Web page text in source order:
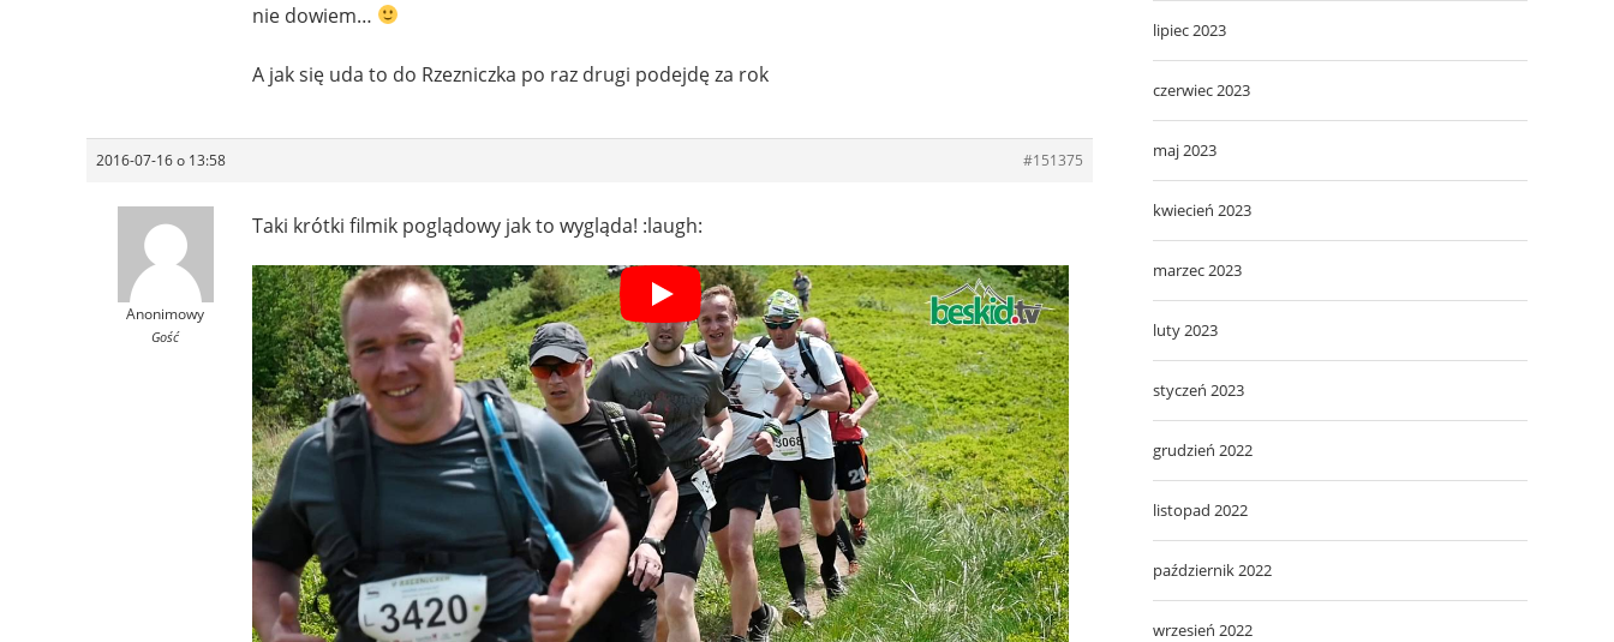
nie dowiem…
A jak się uda to do Rzezniczka po raz drugi podejdę za rok
2016-07-16 o 13:58 #151375
Anonimowy
Gość
Taki krótki filmik poglądowy jak to wygląda! :laugh:
lipiec 2023
czerwiec 2023
maj 2023
kwiecień 2023
marzec 2023
luty 2023
styczeń 2023
grudzień 2022
listopad 2022
październik 2022
wrzesień 2022